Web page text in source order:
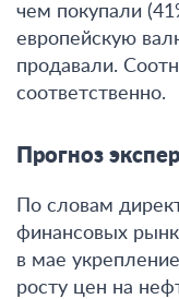
чем покупали
европейскую
продавали.
соответственно.
Прогноз
По словам
финансовых
в мае
росту цен на